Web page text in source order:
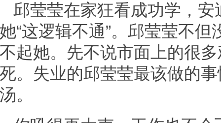
邱莹莹在家狂看成功学，
她“这逻辑不通”。邱莹莹不
不起她。先不说市面上的很
死。失业的邱莹莹最该做的
汤。